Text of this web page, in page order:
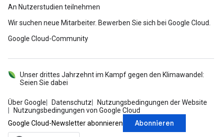
An Nutzerstudien teilnehmen
Wir suchen neue Mitarbeiter. Bewerben Sie sich bei Google Cloud.
Google Cloud-Community
Über Google Datenschutz
Nutzungsbedingungen der Website
Nutzungsbedingungen von Google Cloud
Unser drittes Jahrzehnt im Kampf gegen den Klimawandel:
Seien Sie dabei
Google Cloud-Newsletter abonnieren Abonnieren